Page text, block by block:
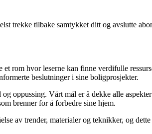
trekke tilbake samtykket ditt og avslutte
hvor leserne kan finne verdifulle
beslutninger i sine boligprosjekter.
oppussing. Vårt mål er å dekke alle
brenner for å forbedre sine hjem.
av trender, materialer og teknikker, og